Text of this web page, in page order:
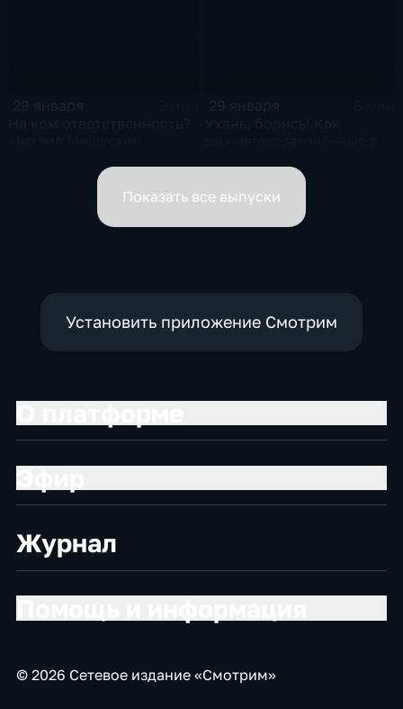
вице-премьеров
Показать все выпуски
Установить приложение Смотрим
Журнал
© 2026 Сетевое издание «Смотрим»